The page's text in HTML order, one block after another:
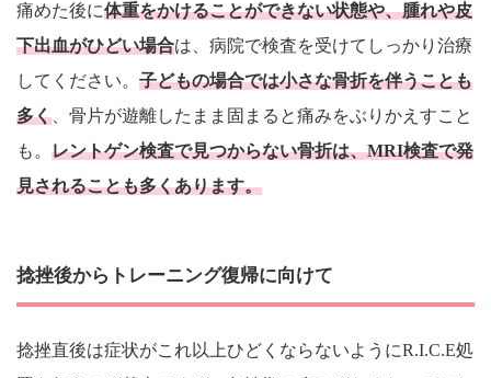
痛めた後に体重をかけることができない状態や、腫れや皮
下出血がひどい場合は、病院で検査を受けてしっかり治療
してください。 子どもの場合では小さな骨折を伴うことも
多く 、骨片が遊離したまま固まると痛みをぶりかえすこと
も。 レントゲン検査で見つからない骨折は、MRI検査で発
見されることも多くあります。
捻挫後からトレーニング復帰に向けて
捻挫直後は症状がこれ以上ひどくならないようにR.I.C.E処